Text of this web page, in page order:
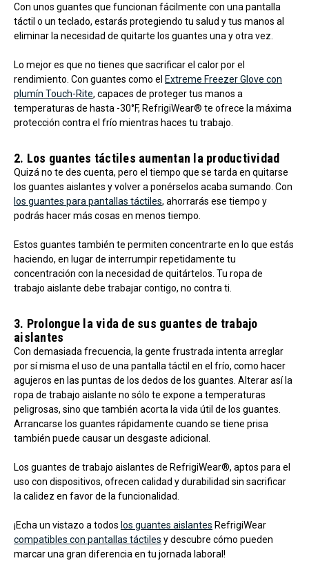
Con unos guantes que funcionan fácilmente con una pantalla
táctil o un teclado, estarás protegiendo tu salud y tus manos al
eliminar la necesidad de quitarte los guantes una y otra vez.
Lo mejor es que no tienes que sacrificar el calor por el
rendimiento. Con guantes como el Extreme Freezer Glove con
plumín Touch-Rite, capaces de proteger tus manos a
temperaturas de hasta -30°F, RefrigiWear® te ofrece la máxima
protección contra el frío mientras haces tu trabajo.
2. Los guantes táctiles aumentan la productividad
Quizá no te des cuenta, pero el tiempo que se tarda en quitarse
los guantes aislantes y volver a ponérselos acaba sumando. Con
los guantes para pantallas táctiles, ahorrarás ese tiempo y
podrás hacer más cosas en menos tiempo.
Estos guantes también te permiten concentrarte en lo que estás
haciendo, en lugar de interrumpir repetidamente tu
concentración con la necesidad de quitártelos. Tu ropa de
trabajo aislante debe trabajar contigo, no contra ti.
3. Prolongue la vida de sus guantes de trabajo
aislantes
Con demasiada frecuencia, la gente frustrada intenta arreglar
por sí misma el uso de una pantalla táctil en el frío, como hacer
agujeros en las puntas de los dedos de los guantes. Alterar así la
ropa de trabajo aislante no sólo te expone a temperaturas
peligrosas, sino que también acorta la vida útil de los guantes.
Arrancarse los guantes rápidamente cuando se tiene prisa
también puede causar un desgaste adicional.
Los guantes de trabajo aislantes de RefrigiWear®, aptos para el
uso con dispositivos, ofrecen calidad y durabilidad sin sacrificar
la calidez en favor de la funcionalidad.
¡Echa un vistazo a todos los guantes aislantes RefrigiWear
compatibles con pantallas táctiles y descubre cómo pueden
marcar una gran diferencia en tu jornada laboral!